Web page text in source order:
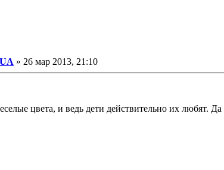
» 26 мар 2013, 21:10
цвета, и ведь дети действительно их любят.